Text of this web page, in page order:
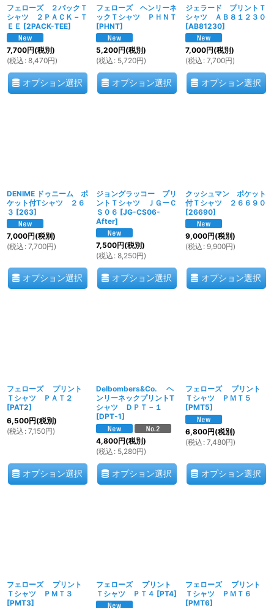
フェローズ ２パックＴ
シャツ ２ＰＡＣＫ－Ｔ
ＥＥ [2PACK-TEE]
7,700円(税別)
(税込 : 8,470円)
オプション選択
フェローズ ヘンリーネ
ックＴシャツ ＰＨＮＴ
[PHNT]
5,200円(税別)
(税込 : 5,720円)
オプション選択
ジェラード プリントＴ
シャツ ＡＢ８１２３０
[AB81230]
7,000円(税別)
(税込 : 7,700円)
オプション選択
DENIME ドゥニーム ポ
ケット付Tシャツ ２６
３ [263]
7,000円(税別)
(税込 : 7,700円)
オプション選択
ジョングラッコー プリ
ントＴシャツ ＪＧーＣ
Ｓ０６ [JG-CS06-
After]
7,500円(税別)
(税込 : 8,250円)
オプション選択
クッシュマン ポケット
付Ｔシャツ ２６６９０
[26690]
9,000円(税別)
(税込 : 9,900円)
オプション選択
フェローズ プリント
Ｔシャツ ＰＡＴ２
[PAT2]
6,500円(税別)
(税込 : 7,150円)
オプション選択
Delbombers&Co. ヘ
ンリーネックプリントT
シャツ ＤＰＴ－１
[DPT-1]
4,800円(税別)
(税込 : 5,280円)
オプション選択
フェローズ プリント
Ｔシャツ ＰＭＴ５
[PMT5]
6,800円(税別)
(税込 : 7,480円)
オプション選択
フェローズ プリント
Ｔシャツ ＰＭＴ３
[PMT3]
フェローズ プリント
Ｔシャツ ＰＴ４ [PT4]
フェローズ プリント
Ｔシャツ ＰＭＴ６
[PMT6]